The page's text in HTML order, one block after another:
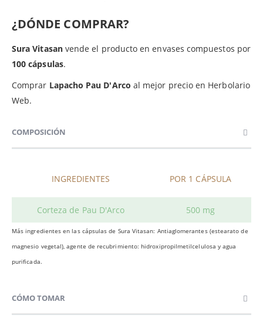
¿DÓNDE COMPRAR?
Sura Vitasanvende el producto en envases compuestos por
100 cápsulas.
Comprar Lapacho Pau D'Arco al mejor precio en Herbolario
Web.
COMPOSICIÓN
INGREDIENTES POR 1 CÁPSULA
Corteza de Pau D'Arco 500 mg
Más ingredientes en las cápsulas de Sura Vitasan: Antiaglomerantes (estearato de
magnesio vegetal), agente de recubrimiento: hidroxipropilmetilcelulosa y agua
purificada.
CÓMO TOMAR